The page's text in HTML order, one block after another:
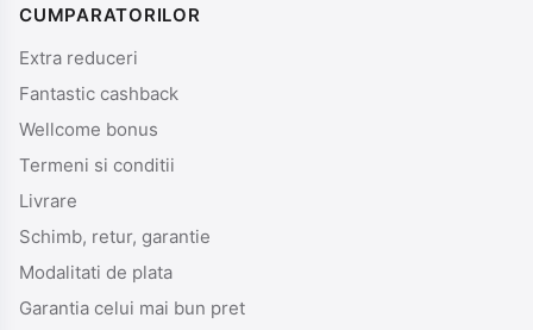
CUMPARATORILOR
Extra reduceri
Fantastic cashback
Wellcome bonus
Termeni si conditii
Livrare
Schimb, retur, garantie
Modalitati de plata
Garantia celui mai bun pret